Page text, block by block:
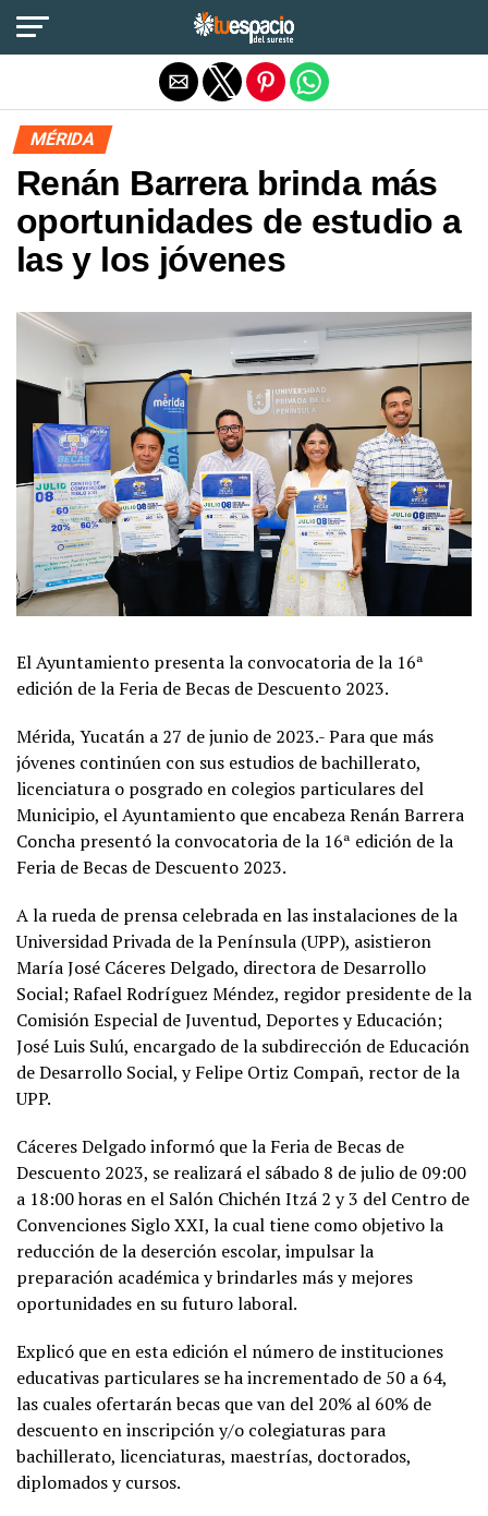
MÉRIDA
Renán Barrera brinda más
oportunidades de estudio a
las y los jóvenes
El Ayuntamiento presenta la convocatoria de la 16ª
edición de la Feria de Becas de Descuento 2023.
Mérida, Yucatán a 27 de junio de 2023.- Para que más
jóvenes continúen con sus estudios de bachillerato,
licenciatura o posgrado en colegios particulares del
Municipio, el Ayuntamiento que encabeza Renán Barrera
Concha presentó la convocatoria de la 16ª edición de la
Feria de Becas de Descuento 2023.
A la rueda de prensa celebrada en las instalaciones de la
Universidad Privada de la Península (UPP), asistieron
María José Cáceres Delgado, directora de Desarrollo
Social; Rafael Rodríguez Méndez, regidor presidente de la
Comisión Especial de Juventud, Deportes y Educación;
José Luis Sulú, encargado de la subdirección de Educación
de Desarrollo Social, y Felipe Ortiz Compañ, rector de la
UPP.
Cáceres Delgado informó que la Feria de Becas de
Descuento 2023, se realizará el sábado 8 de julio de 09:00
a 18:00 horas en el Salón Chichén Itzá 2 y 3 del Centro de
Convenciones Siglo XXI, la cual tiene como objetivo la
reducción de la deserción escolar, impulsar la
preparación académica y brindarles más y mejores
oportunidades en su futuro laboral.
Explicó que en esta edición el número de instituciones
educativas particulares se ha incrementado de 50 a 64,
las cuales ofertarán becas que van del 20% al 60% de
descuento en inscripción y/o colegiaturas para
bachillerato, licenciaturas, maestrías, doctorados,
diplomados y cursos.
Salir de la versión móvil